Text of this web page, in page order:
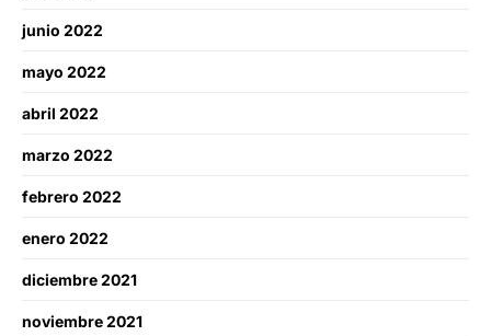
junio 2022
mayo 2022
abril 2022
marzo 2022
febrero 2022
enero 2022
diciembre 2021
noviembre 2021